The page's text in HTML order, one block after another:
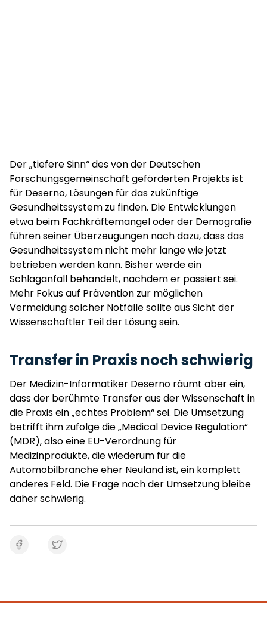
Der „tiefere Sinn“ des von der Deutschen
Forschungsgemeinschaft geförderten Projekts ist
für Deserno, Lösungen für das zukünftige
Gesundheitssystem zu finden. Die Entwicklungen
etwa beim Fachkräftemangel oder der Demografie
führen seiner Überzeugungen nach dazu, dass das
Gesundheitssystem nicht mehr lange wie jetzt
betrieben werden kann. Bisher werde ein
Schlaganfall behandelt, nachdem er passiert sei.
Mehr Fokus auf Prävention zur möglichen
Vermeidung solcher Notfälle sollte aus Sicht der
Wissenschaftler Teil der Lösung sein.
Transfer in Praxis noch schwierig
Der Medizin-Informatiker Deserno räumt aber ein,
dass der berühmte Transfer aus der Wissenschaft in
die Praxis ein „echtes Problem“ sei. Die Umsetzung
betrifft ihm zufolge die „Medical Device Regulation“
(MDR), also eine EU-Verordnung für
Medizinprodukte, die wiederum für die
Automobilbranche eher Neuland ist, ein komplett
anderes Feld. Die Frage nach der Umsetzung bleibe
daher schwierig.